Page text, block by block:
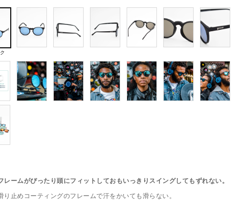
レームがぴったり頭にフィットしておもいっきりスイングしてもずれない。
り止めコーティングのフレームで汗をかいても滑らない。